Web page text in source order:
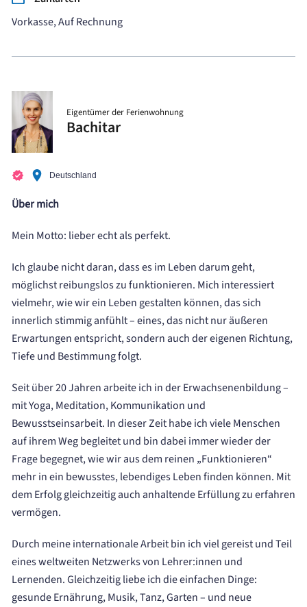
Vorkasse, Auf Rechnung
Eigentümer der Ferienwohnung
Bachitar
Deutschland
Über mich
Mein Motto: lieber echt als perfekt.
Ich glaube nicht daran, dass es im Leben darum geht,
möglichst reibungslos zu funktionieren. Mich interessiert
vielmehr, wie wir ein Leben gestalten können, das sich
innerlich stimmig anfühlt – eines, das nicht nur äußeren
Erwartungen entspricht, sondern auch der eigenen Richtung,
Tiefe und Bestimmung folgt.
Seit über 20 Jahren arbeite ich in der Erwachsenenbildung –
mit Yoga, Meditation, Kommunikation und
Bewusstseinsarbeit. In dieser Zeit habe ich viele Menschen
auf ihrem Weg begleitet und bin dabei immer wieder der
Frage begegnet, wie wir aus dem reinen „Funktionieren“
mehr in ein bewusstes, lebendiges Leben finden können. Mit
dem Erfolg gleichzeitig auch anhaltende Erfüllung zu erfahren
vermögen.
Durch meine internationale Arbeit bin ich viel gereist und Teil
eines weltweiten Netzwerks von Lehrer:innen und
Lernenden. Gleichzeitig liebe ich die einfachen Dinge:
gesunde Ernährung, Musik, Tanz, Garten – und neue